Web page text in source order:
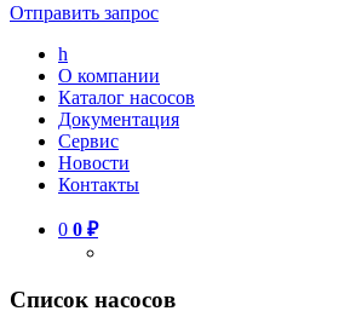
Отправить запрос
h
О компании
Каталог насосов
Документация
Сервис
Новости
Контакты
0 0 ₽
Список насосов